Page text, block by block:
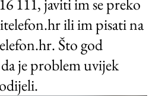
111, javiti im se preko
ili im pisati na
Što god
je problem uvijek